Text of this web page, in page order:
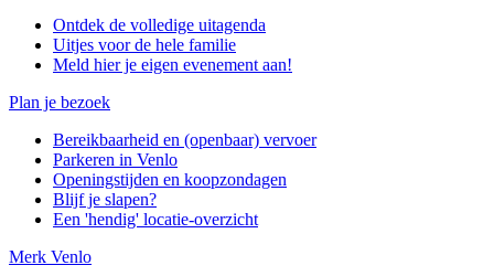
Ontdek de volledige uitagenda
Uitjes voor de hele familie
Meld hier je eigen evenement aan!
Plan je bezoek
Bereikbaarheid en (openbaar) vervoer
Parkeren in Venlo
Openingstijden en koopzondagen
Blijf je slapen?
Een 'hendig' locatie-overzicht
Merk Venlo